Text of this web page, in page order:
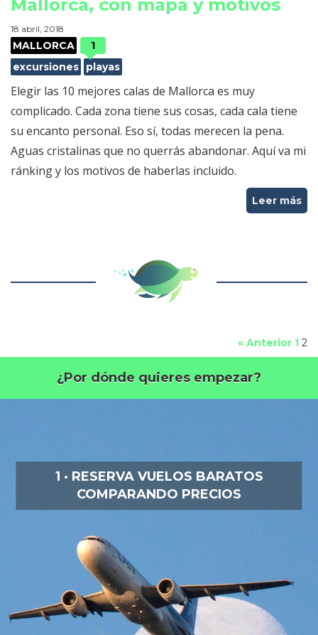
Mallorca, con mapa y motivos
18 abril, 2018
MALLORCA
1
excursiones
playas
Elegir las 10 mejores calas de Mallorca es muy
complicado. Cada zona tiene sus cosas, cada cala tiene
su encanto personal. Eso sí, todas merecen la pena.
Aguas cristalinas que no querrás abandonar. Aquí va mi
ránking y los motivos de haberlas incluido.
Leer más
« Anterior 1 2
¿Por dónde quieres empezar?
1 · RESERVA VUELOS BARATOS
COMPARANDO PRECIOS